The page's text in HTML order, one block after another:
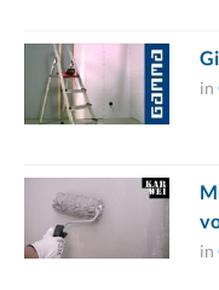
in
in